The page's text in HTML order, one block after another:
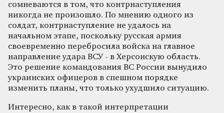
сомневаются в том, что контрнаступления
никогда не произошло. По мнению одного из
солдат, контрнаступление не удалось на
начальном этапе, поскольку русская армия
своевременно перебросила войска на главное
направление удара ВСУ - в Херсонскую область.
Это решение командования ВС России вынудило
украинских офицеров в спешном порядке
изменить планы, что только ухудшило ситуацию.
Интересно, как в такой интерпретации